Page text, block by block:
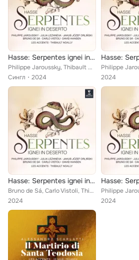
Hasse: Serpentes ignei in deserto: Aria. "Ara excelsa, ara pretiosa"
Philippe Jaroussky, Thibault Noally, Les Accents
Сингл
2024
2024
Hasse: Serpentes ignei in deserto: Duetto. "Moesto corde suspirantes"
Bruno de Sá, Carlo Vistoli, Thibault Noally, Les Accents feat. Philippe Jaroussky
2024
2024